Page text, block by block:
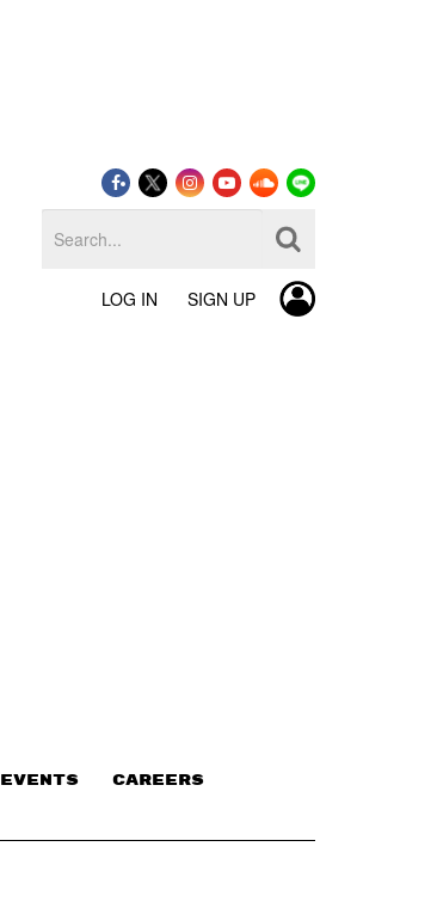
LOG IN SIGN UP
EVENTS CAREERS